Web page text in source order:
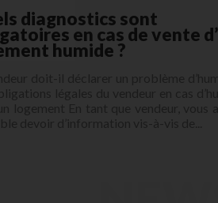
diagnostics sont
en cas de vente
humide ?